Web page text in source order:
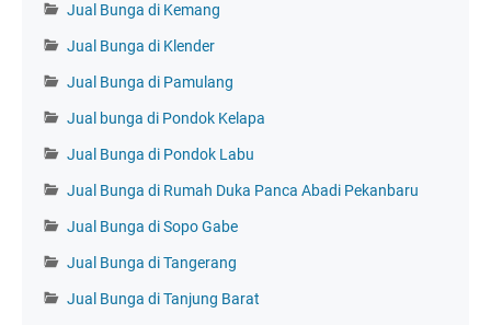
Jual Bunga di Kemang
Jual Bunga di Klender
Jual Bunga di Pamulang
Jual bunga di Pondok Kelapa
Jual Bunga di Pondok Labu
Jual Bunga di Rumah Duka Panca Abadi Pekanbaru
Jual Bunga di Sopo Gabe
Jual Bunga di Tangerang
Jual Bunga di Tanjung Barat